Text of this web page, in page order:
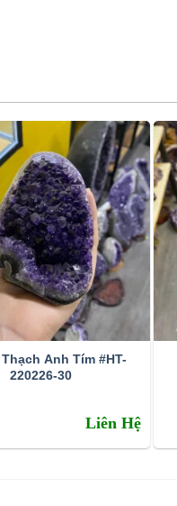
Anh Tím #HT-
220226-30
Liên Hệ